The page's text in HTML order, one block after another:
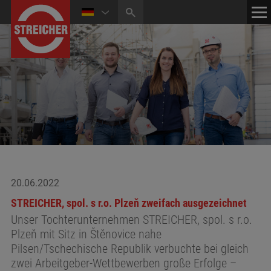
HOME KONTAKT
MEDIATHEK
20.06.2022
STREICHER, spol. s r.o. Plzeň zweifach ausgezeichnet
Unser Tochterunternehmen STREICHER, spol. s r.o.
Plzeň mit Sitz in Štěnovice nahe
Pilsen/Tschechische Republik verbuchte bei gleich
zwei Arbeitgeber-Wettbewerben große Erfolge –